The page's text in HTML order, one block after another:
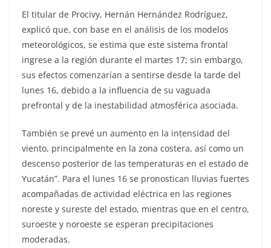
El titular de Procivy, Hernán Hernández Rodríguez,
explicó que, con base en el análisis de los modelos
meteorológicos, se estima que este sistema frontal
ingrese a la región durante el martes 17; sin embargo,
sus efectos comenzarían a sentirse desde la tarde del
lunes 16, debido a la influencia de su vaguada
prefrontal y de la inestabilidad atmosférica asociada.
También se prevé un aumento en la intensidad del
viento, principalmente en la zona costera, así como un
descenso posterior de las temperaturas en el estado de
Yucatán”. Para el lunes 16 se pronostican lluvias fuertes
acompañadas de actividad eléctrica en las regiones
noreste y sureste del estado, mientras que en el centro,
suroeste y noroeste se esperan precipitaciones
moderadas.